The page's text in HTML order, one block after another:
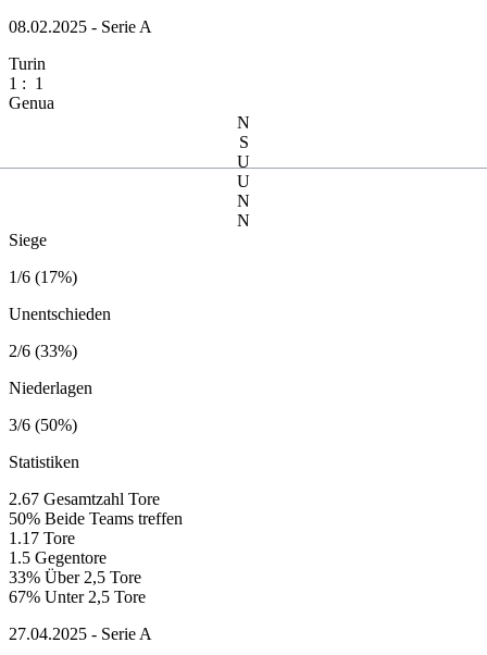
08.02.2025 - Serie A
Turin
1 : 1
Genua
N
S
U
U
N
N
Siege
1/6 (17%)
Unentschieden
2/6 (33%)
Niederlagen
3/6 (50%)
Statistiken
2.67 Gesamtzahl Tore
50% Beide Teams treffen
1.17 Tore
1.5 Gegentore
33% Über 2,5 Tore
67% Unter 2,5 Tore
27.04.2025 - Serie A